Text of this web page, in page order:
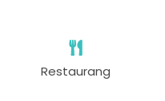
Restaurang